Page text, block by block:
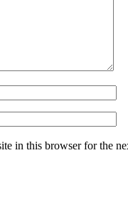
in this browser for the